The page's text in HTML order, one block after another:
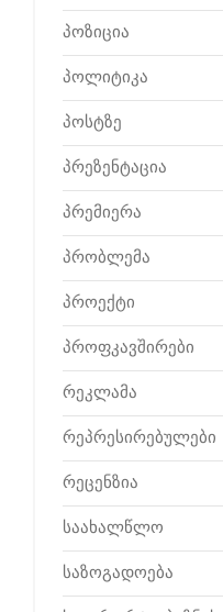
პოზიცია
პოლიტიკა
პოსტზე
პრეზენტაცია
პრემიერა
პრობლემა
პროექტი
პროფკავშირები
რეკლამა
რეპრესირებულები
რეცენზია
საახალწლო
საზოგადოება